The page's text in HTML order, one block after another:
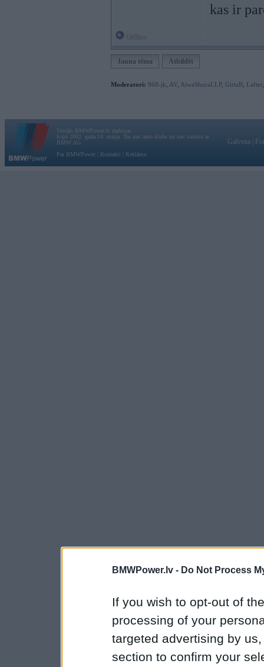
BMWPower.lv - Do Not Process
If you wish to opt-out of
processing of your
targeted advertising by
section to confirm your
kas ir
Jauna tēma Atbildēt
Moderatori: 968-jk AV AiwaShuraLLP, GirtzB Lafter
Vortāls BMWPower.lv darbojas
kopš 2002. gada 14. maija. Tas nav auto klubs un nav saistīts ar
BMW AG.
Par BMWPower
Kontakti Reklāma
Galvena